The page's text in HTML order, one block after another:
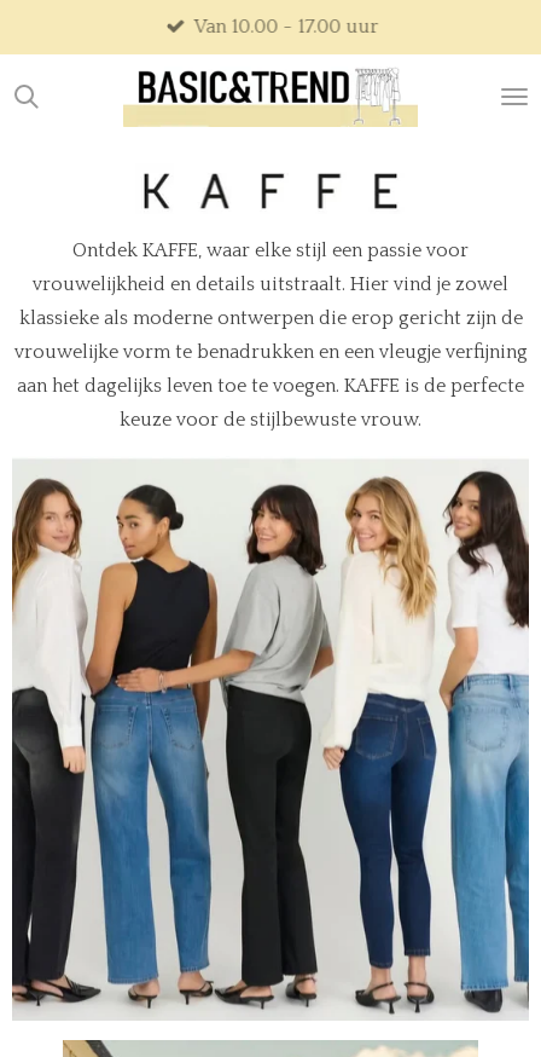
direct
naar
Geopend van dinsdag t/m zaterdag
Ontdek KAFFE, waar elke stijl een passie voor
vrouwelijkheid en details uitstraalt. Hier vind je zowel
klassieke als moderne ontwerpen die erop gericht zijn de
vrouwelijke vorm te benadrukken en een vleugje verfijning
aan het dagelijks leven toe te voegen. KAFFE is de perfecte
keuze voor de stijlbewuste vrouw.